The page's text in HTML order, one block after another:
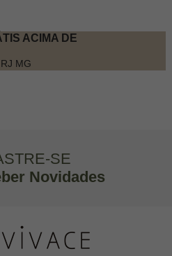
ACIMA DE
MG
SE
Novidades